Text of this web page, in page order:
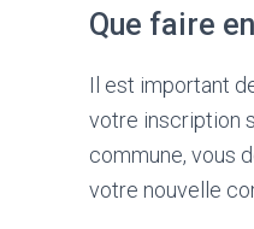
Que faire
Il est important
votre inscription
commune, vous
votre nouvelle